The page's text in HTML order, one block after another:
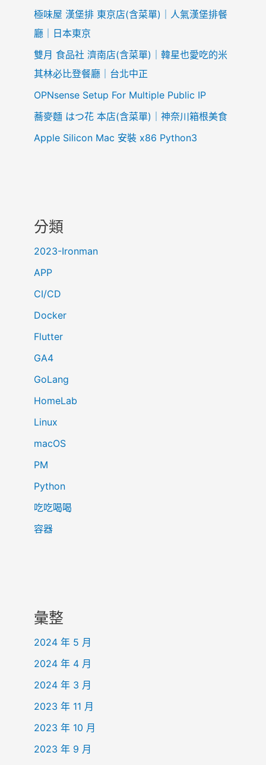
極味屋 漢堡排 東京店(含菜單)｜人氣漢堡排餐
廳｜日本東京
雙月 食品社 濟南店(含菜單)｜韓星也愛吃的米
其林必比登餐廳｜台北中正
OPNsense Setup For Multiple Public IP
蕎麥麵 はつ花 本店(含菜單)｜神奈川箱根美食
Apple Silicon Mac 安裝 x86 Python3
分類
2023-Ironman
APP
CI/CD
Docker
Flutter
GA4
GoLang
HomeLab
Linux
macOS
PM
Python
吃吃喝喝
容器
彙整
2024 年 5 月
2024 年 4 月
2024 年 3 月
2023 年 11 月
2023 年 10 月
2023 年 9 月